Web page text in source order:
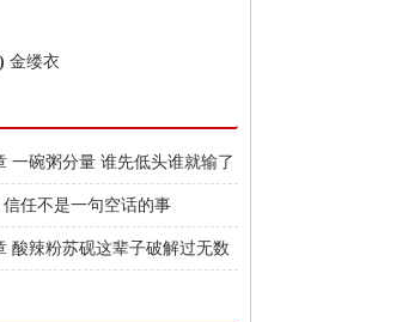
金缕衣
一碗粥分量 谁先低头谁就输了
信任不是一句空话的事
酸辣粉苏砚这辈子破解过无数